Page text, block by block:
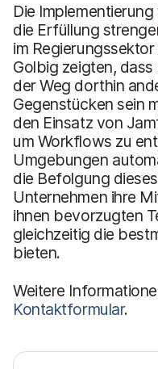
Die
die Erfüllung
im
Golbig zeigten,
der Weg dorthin
Gegenstücken sein
den Einsatz von
um Workflows zu
Umgebungen
die Befolgung
Unternehmen ihre
ihnen bevorzugten
gleichzeitig die
bieten.
Weitere
Kontaktformular.